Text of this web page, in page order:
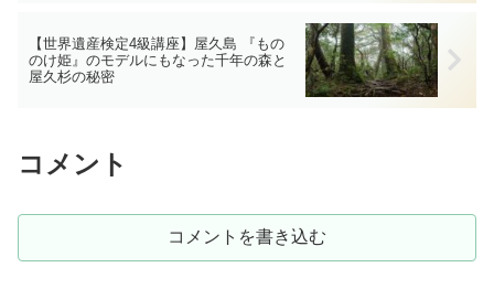
【世界遺産検定4級講座】屋久島 『もの
のけ姫』のモデルにもなった千年の森と
屋久杉の秘密
コメント
コメントを書き込む